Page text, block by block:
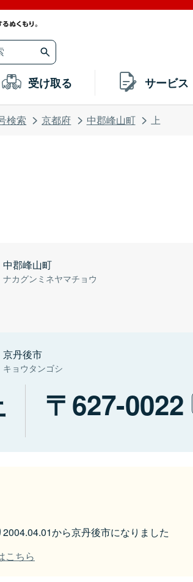
受け取る サービス
検索 京都府 中郡峰山町 上
中郡峰山町
ナカグンミネヤマチョウ
京丹後市
キョウタンゴシ
627-0022
から京丹後市になりました
こちら